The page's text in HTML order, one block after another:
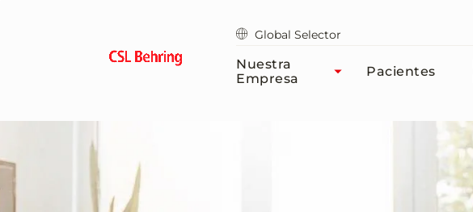
Global Selector
Nuestra
Empresa
Pacientes